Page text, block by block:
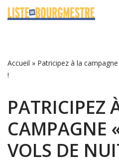
Accueil » Patricipez à la
!
PATRICIPEZ
CAMPAGNE
VOLS DE